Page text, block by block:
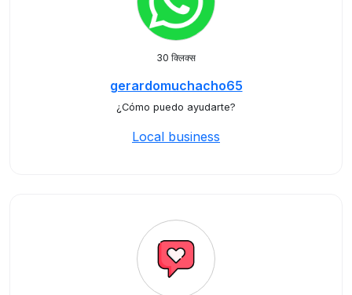
30 क्लिक्स
gerardomuchacho65
¿Cómo puedo ayudarte?
Local business